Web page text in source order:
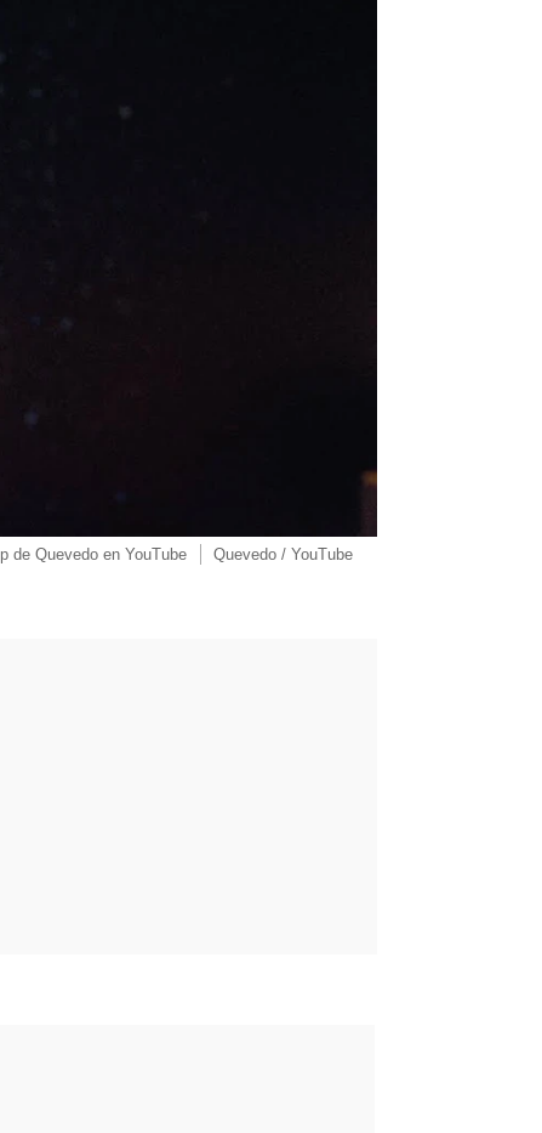
de Quevedo en YouTube Quevedo / YouTube